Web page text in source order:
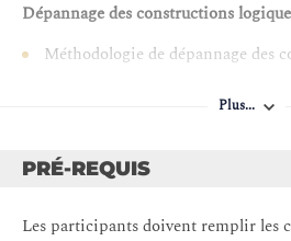
Dépannage des constructions
Méthodologie de dépannage des
Vérification du cluster Cisco APIC
Dépannage du cluster Cisco APIC
Plus...
PRÉ-REQUIS
Les participants doivent remplir les